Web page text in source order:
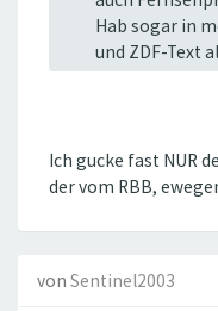
Hab sogar in
und ZDF-Text
Ich gucke fast NUR
der vom RBB,
von Sentinel2003